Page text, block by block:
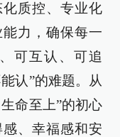
质控、专业化
力，确保每一
可互认、可追
认”的难题。从
命至上”的初心
、幸福感和安